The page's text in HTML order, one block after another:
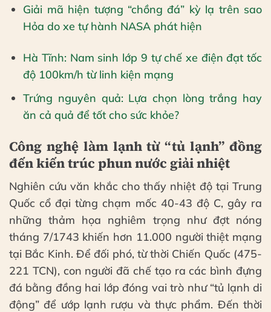
Giải mã hiện tượng “chồng đá” kỳ lạ trên sao
Hỏa do xe tự hành NASA phát hiện
Hà Tĩnh: Nam sinh lớp 9 tự chế xe điện đạt tốc
độ 100km/h từ linh kiện mạng
Trứng nguyên quả: Lựa chọn lòng trắng hay
ăn cả quả để tốt cho sức khỏe?
Công nghệ làm lạnh từ “tủ lạnh” đồng
đến kiến trúc phun nước giải nhiệt
Nghiên cứu văn khắc cho thấy nhiệt độ tại Trung
Quốc cổ đại từng chạm mốc 40-43 độ C, gây ra
những thảm họa nghiêm trọng như đợt nóng
tháng 7/1743 khiến hơn 11.000 người thiệt mạng
tại Bắc Kinh. Để đối phó, từ thời Chiến Quốc (475-
221 TCN), con người đã chế tạo ra các bình đựng
đá bằng đồng hai lớp đóng vai trò như “tủ lạnh di
động” để ướp lạnh rượu và thực phẩm. Đến thời